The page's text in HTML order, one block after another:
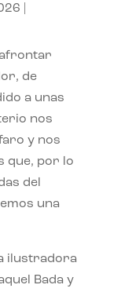
de
a unas
nos
y nos
que, por lo
del
una
ilustradora
Bada y